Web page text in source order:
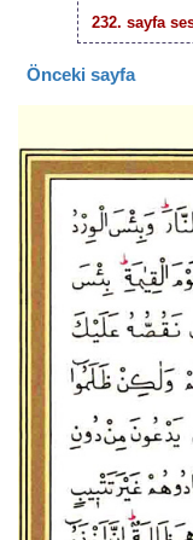
232. sayfa
Önceki sayfa